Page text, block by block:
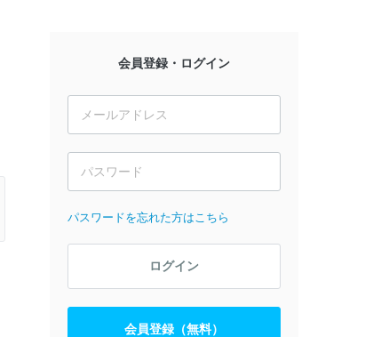
会員登録・ログイン
パスワードを忘れた方はこちら
ログイン
会員登録（無料）